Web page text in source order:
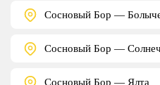
Сосновый Бор —
Сосновый Бор —
Сосновый Бор — Ялта